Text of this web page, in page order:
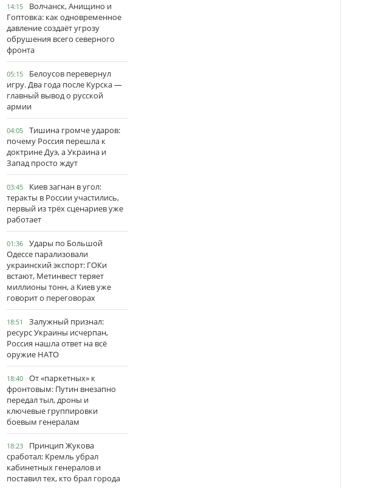
14:15
Волчанск, Анищино и
Гоптовка: как одновременное
давление создаёт угрозу
обрушения всего северного
фронта
05:15
Белоусов перевернул
игру. Два года после Курска —
главный вывод о русской
армии
04:05
Тишина громче ударов:
почему Россия перешла к
доктрине Дуэ, а Украина и
Запад просто ждут
03:45
Киев загнан в угол:
теракты в России участились,
первый из трёх сценариев уже
работает
01:36
Удары по Большой
Одессе парализовали
украинский экспорт: ГОКи
встают, Метинвест теряет
миллионы тонн, а Киев уже
говорит о переговорах
18:51
Залужный признал:
ресурс Украины исчерпан,
Россия нашла ответ на всё
оружие НАТО
18:40
От «паркетных» к
фронтовым: Путин внезапно
передал тыл, дроны и
ключевые группировки
боевым генералам
18:23
Принцип Жукова
сработал: Кремль убрал
кабинетных генералов и
поставил тех, кто брал города